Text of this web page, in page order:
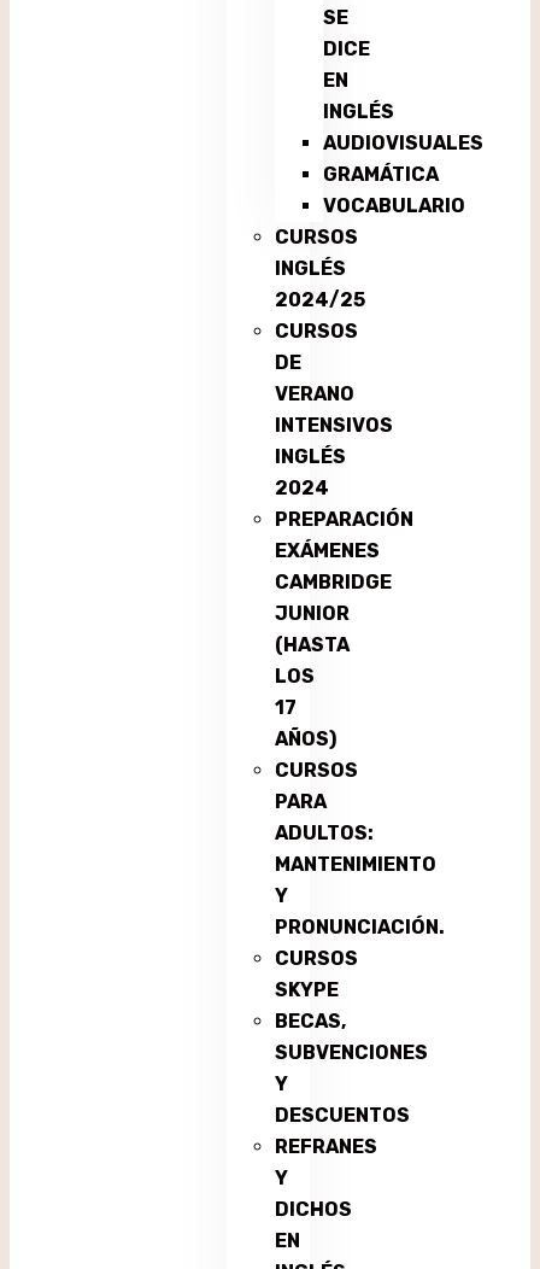
SE
DICE
EN
INGLÉS
AUDIOVISUALES
GRAMÁTICA
VOCABULARIO
CURSOS
INGLÉS
2024/25
CURSOS
DE
VERANO
INTENSIVOS
INGLÉS
2024
PREPARACIÓN
EXÁMENES
CAMBRIDGE
JUNIOR
(HASTA
LOS
17
AÑOS)
CURSOS
PARA
ADULTOS:
MANTENIMIENTO
Y
PRONUNCIACIÓN.
CURSOS
SKYPE
BECAS,
SUBVENCIONES
Y
DESCUENTOS
REFRANES
Y
DICHOS
EN